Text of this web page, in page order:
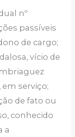
nº
passíveis
de cargo;
vício de
serviço;
de fato ou
conhecido
a